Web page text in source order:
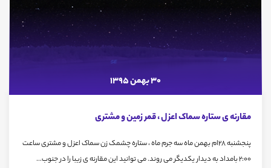
30 بهمن 1395
مقارنه ی ستاره سماک اعزل ، قمر زمین و مشتری
پنجشنبه 28ام بهمن ماه سه جرم ماه ، ستاره چشمک زن سماک اعزل و مشتری ساعت
2:00 بامداد به دیدار یکدیگر می روند. می توانید این مقارنه ی زیبا را در جنوب...